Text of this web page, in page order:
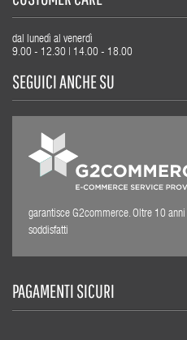
dal lunedì al venerdì
9.00 - 12.30 | 14.00 - 18.00
SEGUICI ANCHE SU
garantisce G2commerce. Oltre 10
soddisfatti
PAGAMENTI SICURI